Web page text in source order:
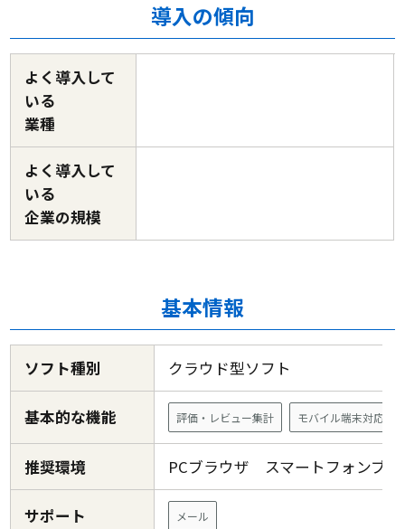
導入の傾向
よく導入して
いる
業種
よく導入して
いる
企業の規模
基本情報
ソフト種別 クラウド型ソフト
基本的な機能 評価・レビュー集計 モバイル端末対応
推奨環境 PCブラウザ スマートフォンブ
サポート メール